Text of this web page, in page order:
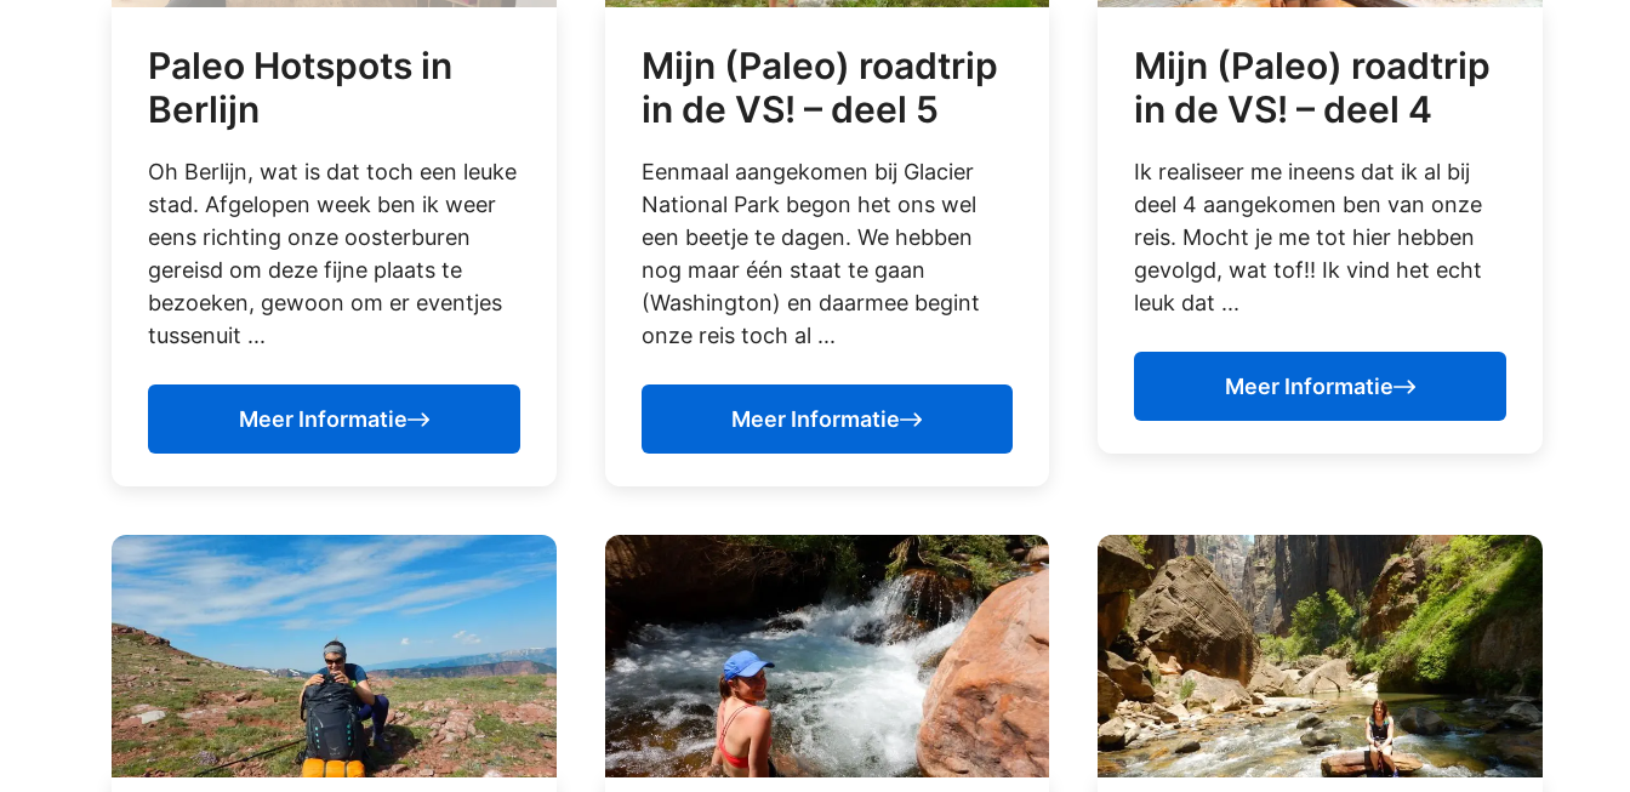
Paleo Hotspots in
Berlijn
Oh Berlijn, wat is dat toch een leuke
stad. Afgelopen week ben ik weer
eens richting onze oosterburen
gereisd om deze fijne plaats te
bezoeken, gewoon om er eventjes
tussenuit ...
Meer Informatie
Mijn (Paleo) roadtrip
in de VS! – deel 5
Eenmaal aangekomen bij Glacier
National Park begon het ons wel
een beetje te dagen. We hebben
nog maar één staat te gaan
(Washington) en daarmee begint
onze reis toch al ...
Meer Informatie
Mijn (Paleo) roadtrip
in de VS! – deel 4
Ik realiseer me ineens dat ik al bij
deel 4 aangekomen ben van onze
reis. Mocht je me tot hier hebben
gevolgd, wat tof!! Ik vind het echt
leuk dat ...
Meer Informatie